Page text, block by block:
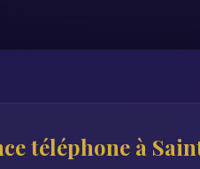
téléphone à